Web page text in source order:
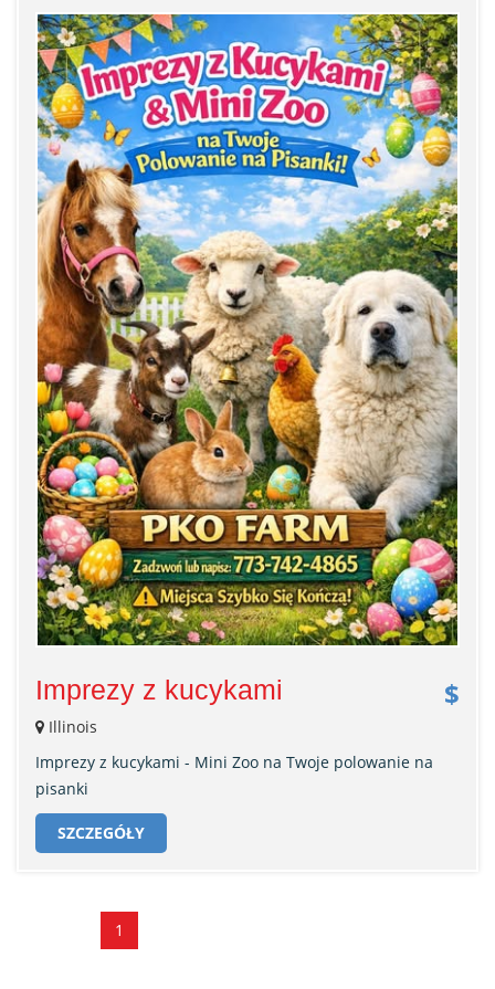
Imprezy z kucykami $
Illinois
Imprezy z kucykami - Mini Zoo na Twoje polowanie na
pisanki
SZCZEGÓŁY
1